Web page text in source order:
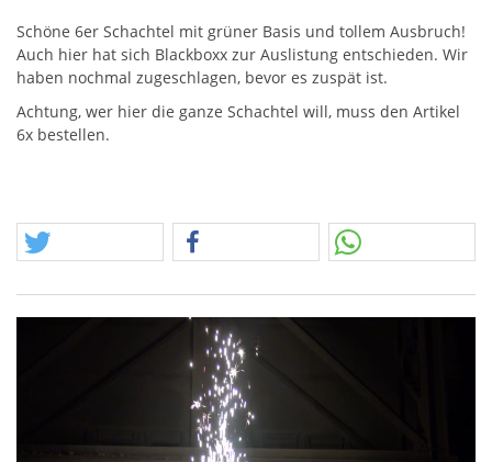
Schöne 6er Schachtel mit grüner Basis und tollem Ausbruch!
Auch hier hat sich Blackboxx zur Auslistung entschieden. Wir
haben nochmal zugeschlagen, bevor es zuspät ist.
Achtung, wer hier die ganze Schachtel will, muss den Artikel
6x bestellen.